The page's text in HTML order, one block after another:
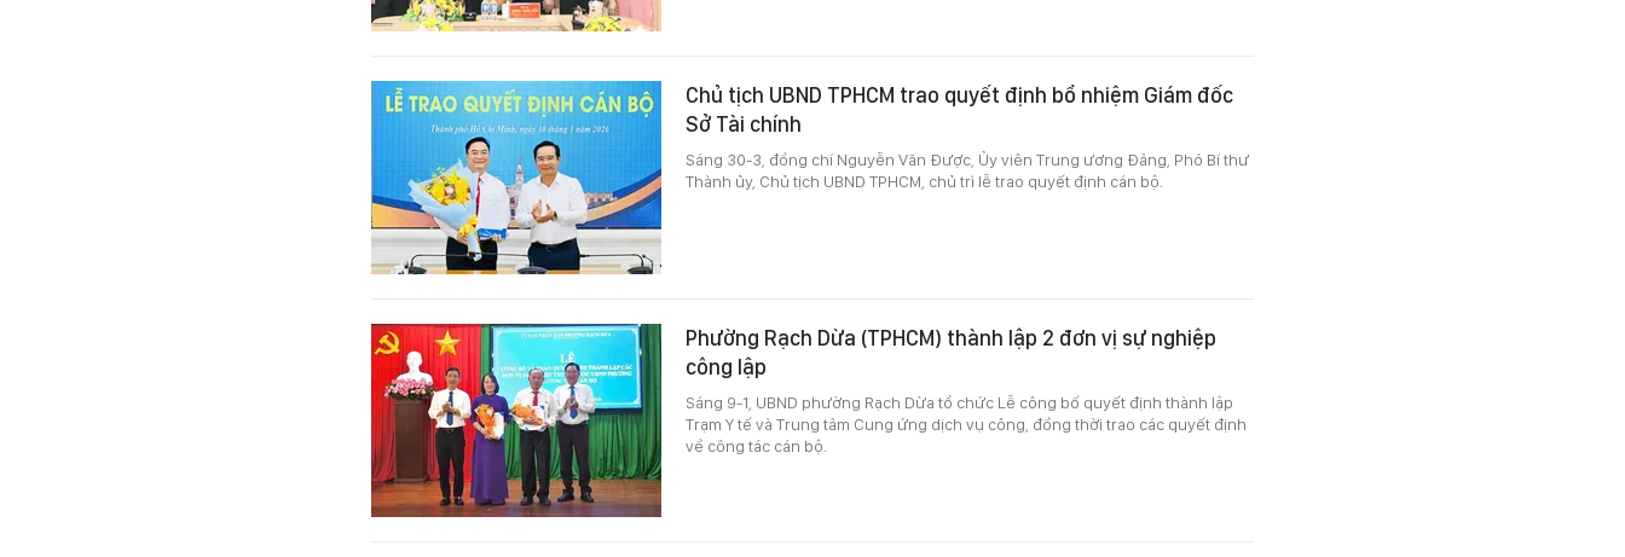
Chủ tịch UBND TPHCM trao quyết định bổ nhiệm Giám đốc
Sở Tài chính
Sáng 30-3, đồng chí Nguyễn Văn Được, Ủy viên Trung ương Đảng, Phó Bí thư
Thành ủy, Chủ tịch UBND TPHCM, chủ trì lễ trao quyết định cán bộ.
Phường Rạch Dừa (TPHCM) thành lập 2 đơn vị sự nghiệp
công lập
Sáng 9-1, UBND phường Rạch Dừa tổ chức Lễ công bố quyết định thành lập
Trạm Y tế và Trung tâm Cung ứng dịch vụ công, đồng thời trao các quyết định
về công tác cán bộ.